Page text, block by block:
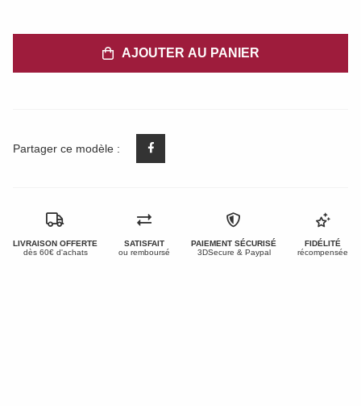
AJOUTER AU PANIER
Partager ce modèle :
LIVRAISON OFFERTE
dès 60€ d'achats
SATISFAIT
ou remboursé
PAIEMENT SÉCURISÉ
3DSecure & Paypal
FIDÉLITÉ
récompensée